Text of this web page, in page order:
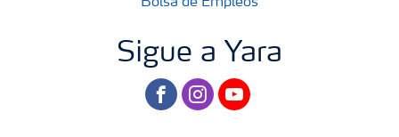
Sigue a Yara
facebookinstagram
youtube